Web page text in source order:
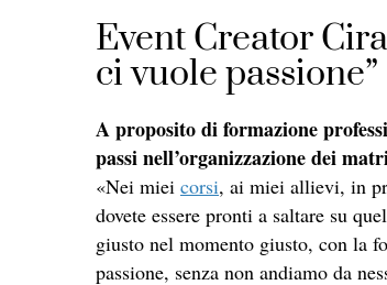
Event Creator
ci vuole passione”
A proposito di formazione
passi nell’organizzazione dei
«Nei miei corsi, ai miei allievi, in
dovete essere pronti a saltare su
giusto nel momento giusto, con la
passione, senza non andiamo da